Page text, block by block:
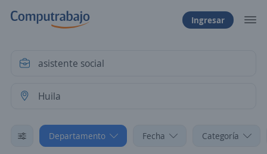
Ingresar
Departamento Fecha Categoría